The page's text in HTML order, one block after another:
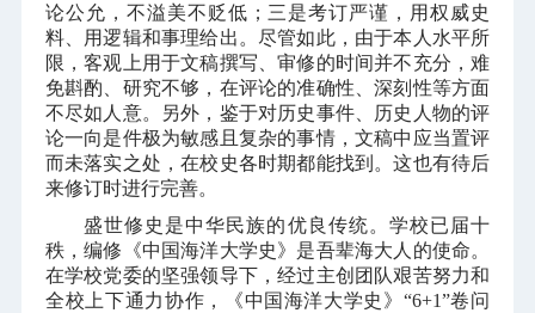
论公允，不溢美不贬低；三是考订严谨，用权威史
料、用逻辑和事理给出。尽管如此，由于本人水平所
限，客观上用于文稿撰写、审修的时间并不充分，难
免斟酌、研究不够，在评论的准确性、深刻性等方面
不尽如人意。另外，鉴于对历史事件、历史人物的评
论一向是件极为敏感且复杂的事情，文稿中应当置评
而未落实之处，在校史各时期都能找到。这也有待后
来修订时进行完善。
盛世修史是中华民族的优良传统。学校已届十
秩，编修《中国海洋大学史》是吾辈海大人的使命。
在学校党委的坚强领导下，经过主创团队艰苦努力和
全校上下通力协作，《中国海洋大学史》“6+1”卷问